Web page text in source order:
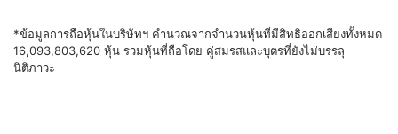
*ข้อมูลการถือหุ้นในบริษัทฯ คำนวณจากจำนวนหุ้นที่มีสิทธิออกเสียงทั้งหมด
16,093,803,620 หุ้น รวมหุ้นที่ถือโดย คู่สมรสและบุตรที่ยังไม่บรรลุ
นิติภาวะ